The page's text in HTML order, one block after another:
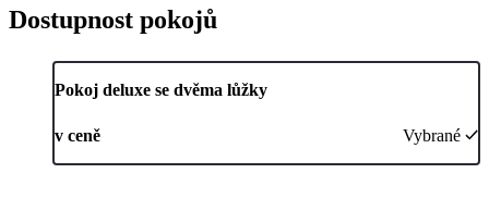
Dostupnost pokojů
Pokoj deluxe se dvěma lůžky
v ceně Vybrané